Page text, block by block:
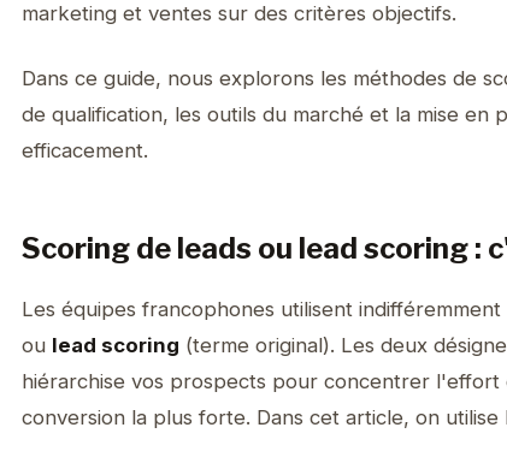
marketing et ventes sur des critères objectifs.
Dans ce guide, nous explorons les méthodes de
de qualification, les outils du marché et la mise
efficacement.
Scoring de leads ou lead scoring :
Les équipes francophones utilisent indifféremment
ou lead scoring (terme original). Les deux
hiérarchise vos prospects pour concentrer
conversion la plus forte. Dans cet article, on